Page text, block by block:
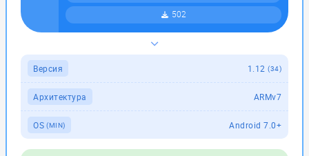
502
Версия 1.12 (34)
Архитектура ARMv7
OS (MIN) Android 7.0+